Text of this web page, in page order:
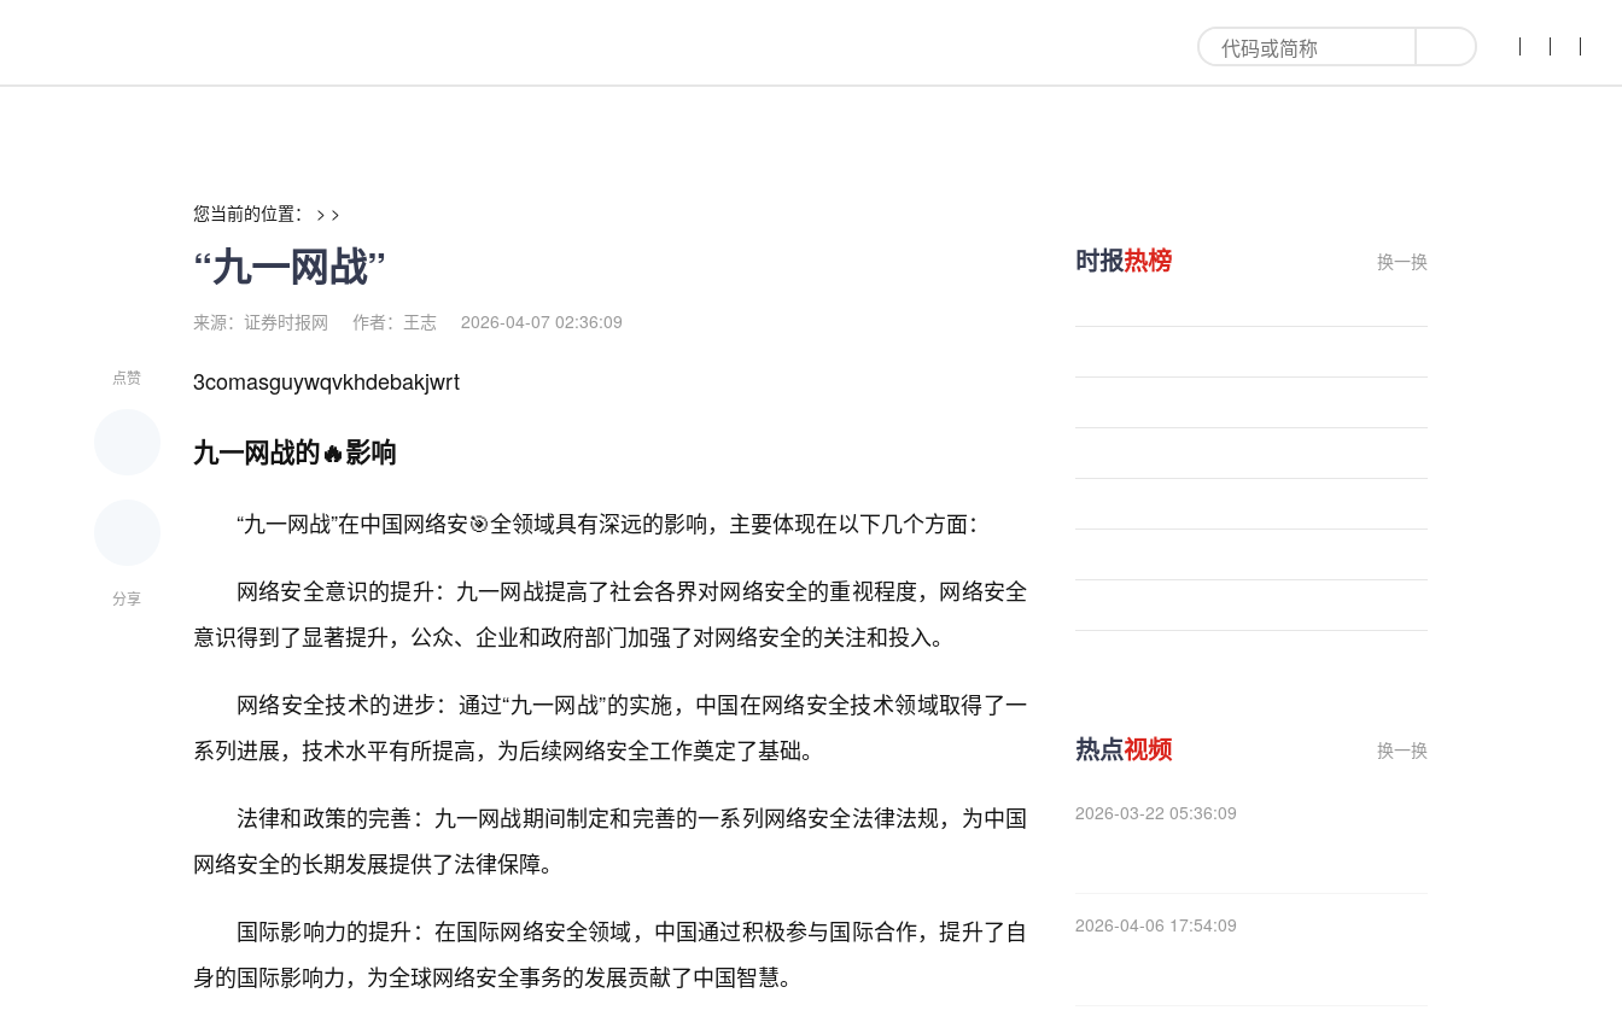
您当前的位置： > >
“九一网战”
来源：证券时报网 作者：王志 2026-04-07 02:36:09
点赞
分享
3comasguywqvkhdebakjwrt
九一网战的🔥影响
“九一网战”在中国网络安🎯全领域具有深远的影响，主要体现在以下几个方面：
网络安全意识的提升：九一网战提高了社会各界对网络安全的重视程度，网络安全
意识得到了显著提升，公众、企业和政府部门加强了对网络安全的关注和投入。
网络安全技术的进步：通过“九一网战”的实施，中国在网络安全技术领域取得了一
系列进展，技术水平有所提高，为后续网络安全工作奠定了基础。
法律和政策的完善：九一网战期间制定和完善的一系列网络安全法律法规，为中国
网络安全的长期发展提供了法律保障。
国际影响力的提升：在国际网络安全领域，中国通过积极参与国际合作，提升了自
身的国际影响力，为全球网络安全事务的发展贡献了中国智慧。
时报热榜 换一换
热点视频 换一换
2026-03-22 05:36:09
2026-04-06 17:54:09